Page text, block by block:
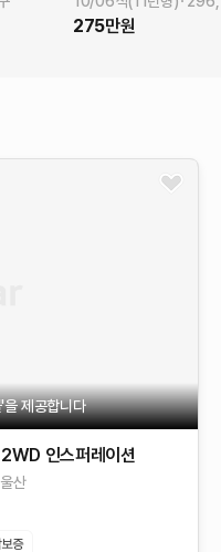
275만원
제공합니다
2WD 인스퍼레이션
울산